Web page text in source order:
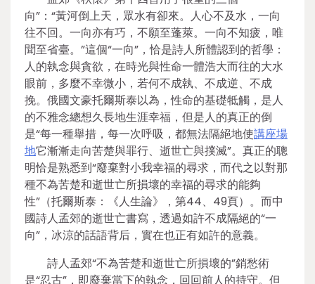
向”：“黃河倒上天，眾水有卻來。人心不及水，一向
往不回。一向亦有巧，不願至蓬萊。一向不知疲，唯
聞至省臺。”這個“一向”，恰是詩人所體認到的哲學：
人的執念與貪欲，在時光與性命一體浩大而往的大水
眼前，多麼不幸微小，若何不成執、不成逆、不成
挽。俄國文豪托爾斯泰以為，性命的基礎牴觸，是人
的不雅念總想久長地生涯幸福，但是人的真正的倒
是“每一種舉措，每一次呼吸，都無法隔絕地使講座場
地它漸漸走向苦楚與罪行、逝世亡與撲滅”。真正的聰
明恰是熟悉到“廢棄對小我幸福的尋求，而代之以對那
種不為苦楚和逝世亡所損壞的幸福的尋求的能夠
性”（托爾斯泰：《人生論》，第44、49頁）。而中
國詩人孟郊的逝世亡書寫，透過如許不成隔絕的“一
向”，冰涼的話語背后，實在也正有如許的意義。
詩人孟郊“不為苦楚和逝世亡所損壞的”銷愁術
是“忍古”，即廢棄當下的執念，回回前人的持守。但